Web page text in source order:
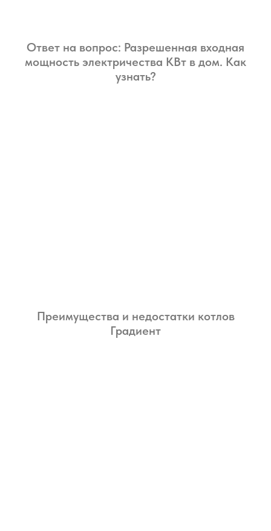
Ответ на вопрос: Разрешенная входная
мощность электричества КВт в дом. Как
узнать?
Преимущества и недостатки котлов
Градиент